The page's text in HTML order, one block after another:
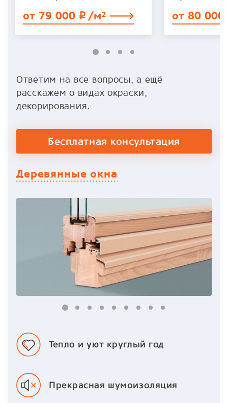
от 79 000 p /м² от 80 000
Ответим на все вопросы, а ещё
расскажем о видах окраски,
декорирования.
Бесплатная консультация
Деревянные окна
Тепло и уют круглый год
Прекрасная шумоизоляция